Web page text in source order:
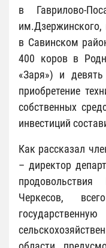
в Гаврилово-
в Савинском
400 коров в
«Заря») и
приобретение
собственных
инвестиций
Как рассказал
– директор
Черкесов,